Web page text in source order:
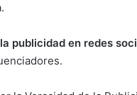
publicidad en redes